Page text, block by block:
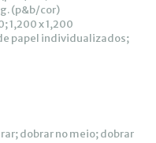
(p&b/cor)
1,200 x 1,200
papel individualizados;
dobrar no meio; dobrar